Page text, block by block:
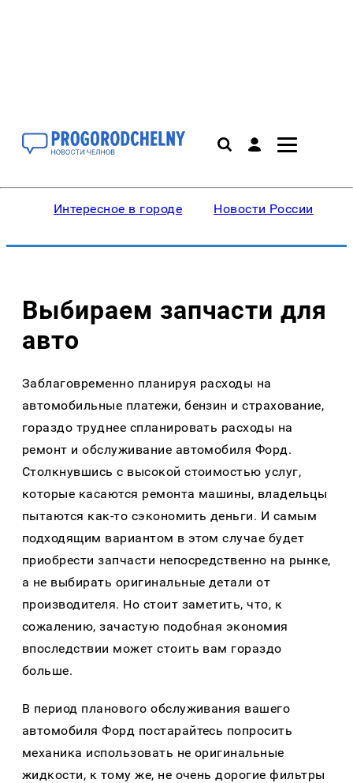
Интересное в городе Новости России
Выбираем запчасти для
авто
Заблаговременно планируя расходы на
автомобильные платежи, бензин и страхование,
гораздо труднее спланировать расходы на
ремонт и обслуживание автомобиля Форд.
Столкнувшись с высокой стоимостью услуг,
которые касаются ремонта машины, владельцы
пытаются как-то сэкономить деньги. И самым
подходящим вариантом в этом случае будет
приобрести запчасти непосредственно на рынке,
а не выбирать оригинальные детали от
производителя. Но стоит заметить, что, к
сожалению, зачастую подобная экономия
впоследствии может стоить вам гораздо
больше.
В период планового обслуживания вашего
автомобиля Форд постарайтесь попросить
механика использовать не оригинальные
жидкости, к тому же, не очень дорогие фильтры